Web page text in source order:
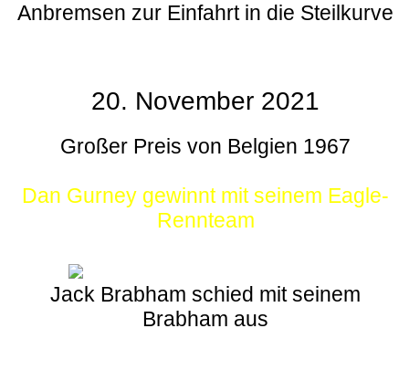
Anbremsen zur Einfahrt in die Steilkurve
20. November 2021
Großer Preis von Belgien 1967
Dan Gurney gewinnt mit seinem Eagle-
Rennteam
Jack Brabham schied mit seinem
Brabham aus